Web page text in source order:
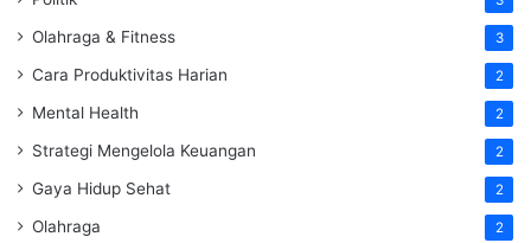
Olahraga & Fitness 3
Cara Produktivitas Harian 2
Mental Health 2
Strategi Mengelola Keuangan 2
Gaya Hidup Sehat 2
Olahraga 2